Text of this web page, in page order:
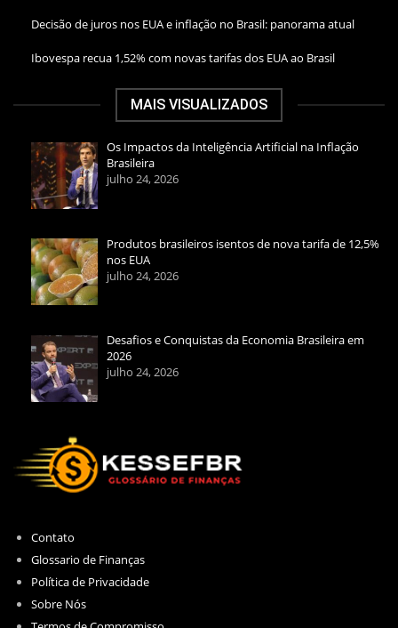
Decisão de juros nos EUA e inflação no Brasil: panorama atual
Ibovespa recua 1,52% com novas tarifas dos EUA ao Brasil
MAIS VISUALIZADOS
Os Impactos da Inteligência Artificial na Inflação
Brasileira
julho 24, 2026
Produtos brasileiros isentos de nova tarifa de 12,5%
nos EUA
julho 24, 2026
Desafios e Conquistas da Economia Brasileira em
2026
julho 24, 2026
Contato
Glossario de Finanças
Política de Privacidade
Sobre Nós